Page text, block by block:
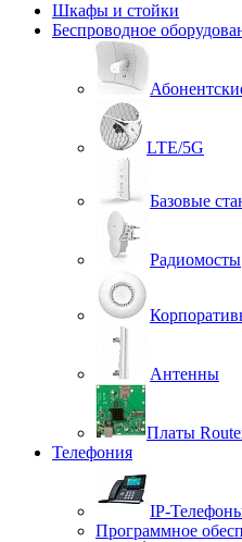
Шкафы и стойки
Беспроводное
LTE/5G
Базовые
Радиомосты
Антенны
Платы
Телефония
IP-
Программное